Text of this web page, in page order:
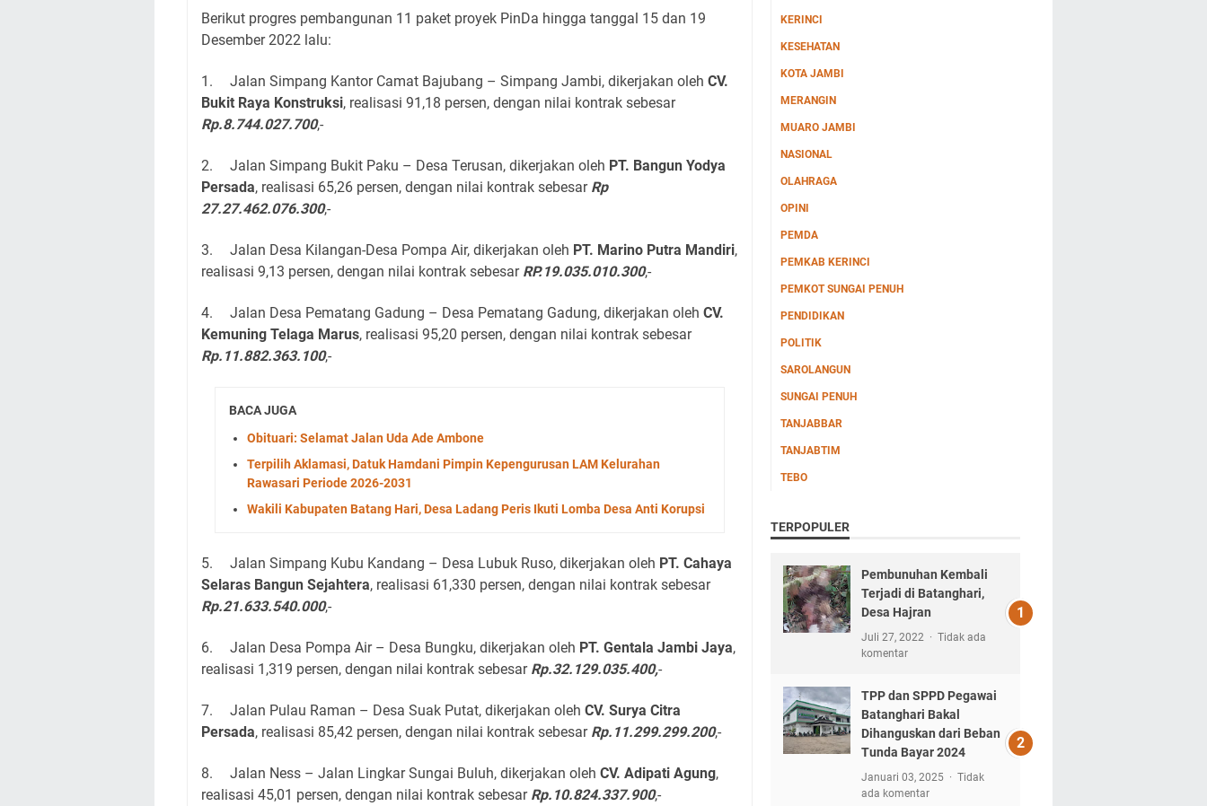
Berikut progres pembangunan 11 paket proyek PinDa hingga tanggal 15 dan 19
Desember 2022 lalu:
1. Jalan Simpang Kantor Camat Bajubang – Simpang Jambi, dikerjakan oleh CV.
Bukit Raya Konstruksi, realisasi 91,18 persen, dengan nilai kontrak sebesar
Rp.8.744.027.700,-
2. Jalan Simpang Bukit Paku – Desa Terusan, dikerjakan oleh PT. Bangun Yodya
Persada, realisasi 65,26 persen, dengan nilai kontrak sebesar Rp
27.27.462.076.300,-
3. Jalan Desa Kilangan-Desa Pompa Air, dikerjakan oleh PT. Marino Putra Mandiri,
realisasi 9,13 persen, dengan nilai kontrak sebesar RP.19.035.010.300,-
4. Jalan Desa Pematang Gadung – Desa Pematang Gadung, dikerjakan oleh CV.
Kemuning Telaga Marus, realisasi 95,20 persen, dengan nilai kontrak sebesar
Rp.11.882.363.100,-
BACA JUGA
Obituari: Selamat Jalan Uda Ade Ambone
Terpilih Aklamasi, Datuk Hamdani Pimpin Kepengurusan LAM Kelurahan
Rawasari Periode 2026-2031
Wakili Kabupaten Batang Hari, Desa Ladang Peris Ikuti Lomba Desa Anti Korupsi
5. Jalan Simpang Kubu Kandang – Desa Lubuk Ruso, dikerjakan oleh PT. Cahaya
Selaras Bangun Sejahtera, realisasi 61,330 persen, dengan nilai kontrak sebesar
Rp.21.633.540.000,-
6. Jalan Desa Pompa Air – Desa Bungku, dikerjakan oleh PT. Gentala Jambi Jaya,
realisasi 1,319 persen, dengan nilai kontrak sebesar Rp.32.129.035.400,-
7. Jalan Pulau Raman – Desa Suak Putat, dikerjakan oleh CV. Surya Citra
Persada, realisasi 85,42 persen, dengan nilai kontrak sebesar Rp.11.299.299.200,-
8. Jalan Ness – Jalan Lingkar Sungai Buluh, dikerjakan oleh CV. Adipati Agung,
realisasi 45,01 persen, dengan nilai kontrak sebesar Rp.10.824.337.900,-
KERINCI
KESEHATAN
KOTA JAMBI
MERANGIN
MUARO JAMBI
NASIONAL
OLAHRAGA
OPINI
PEMDA
PEMKAB KERINCI
PEMKOT SUNGAI PENUH
PENDIDIKAN
POLITIK
SAROLANGUN
SUNGAI PENUH
TANJABBAR
TANJABTIM
TEBO
TERPOPULER
Pembunuhan Kembali
Terjadi di Batanghari,
Desa Hajran
Juli 27, 2022
Tidak ada
komentar
TPP dan SPPD Pegawai
Batanghari Bakal
Dihanguskan dari Beban
Tunda Bayar 2024
Januari 03, 2025
Tidak
ada komentar